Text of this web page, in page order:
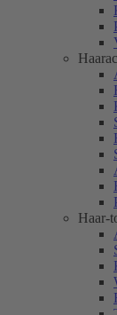
Haar-